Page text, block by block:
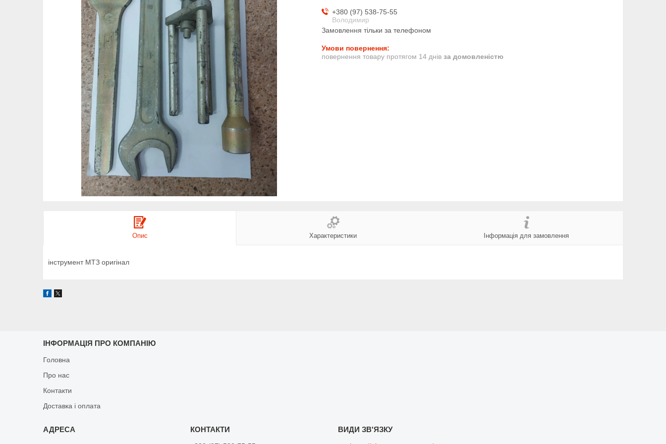
+380 (97) 538-75-55
Володимир
Замовлення тільки за телефоном
повернення товару протягом 14 днів за домовленістю
Опис Характеристики Інформація для замовлення
інструмент МТЗ оригінал
ІНФОРМАЦІЯ ПРО КОМПАНІЮ
Головна
Про нас
Контакти
Доставка і оплата